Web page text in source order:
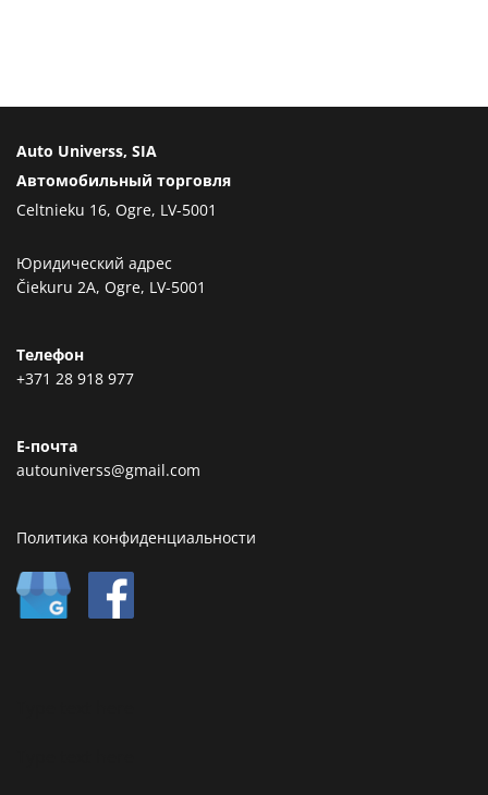
Auto Universs, SIA
Автомобильный торговля
Celtnieku 16, Ogre, LV-5001
Юридический адрес
Čiekuru 2A, Ogre, LV-5001
Телефон
+371 28 918 977
Е-почта
autouniverss@gmail.com
Политика конфиденциальности